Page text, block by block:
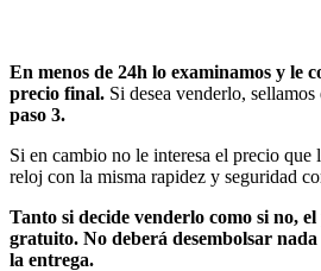
En menos de 24h lo examinamos y le
precio final. Si desea venderlo,
paso 3.
Si en cambio no le interesa el precio que
reloj con la misma rapidez y seguridad
Tanto si decide venderlo como si no, el
gratuito. No deberá desembolsar
la entrega.